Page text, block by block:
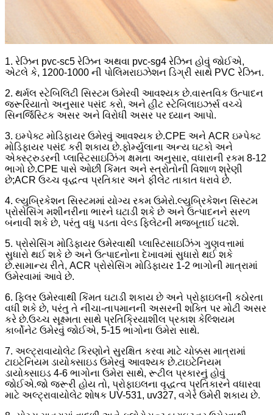
1. રેઝિન pvc-sc5 રેઝિન અથવા pvc-sg4 રેઝિન હોવું જોઈએ,
એટલે કે, 1200-1000 ની પોલિમરાઇઝેશન ડિગ્રી સાથે PVC રેઝિન.
2. થર્મલ સ્ટેબિલિટી સિસ્ટમ ઉમેરવી આવશ્યક છે.વાસ્તવિક ઉત્પાદન
જરૂરિયાતો અનુસાર પસંદ કરો, અને હીટ સ્ટેબિલાઇઝર્સ વચ્ચે
સિનર્જિસ્ટિક અસર અને વિરોધી અસર પર ધ્યાન આપો.
3. ઇમ્પેક્ટ મોડિફાયર ઉમેરવું આવશ્યક છે.CPE અને ACR ઇમ્પેક્ટ
મોડિફાયર પસંદ કરી શકાય છે.ફોર્મ્યુલાના અન્ય ઘટકો અને
એક્સ્ટ્રુડરની પ્લાસ્ટિસાઇઝિંગ ક્ષમતા અનુસાર, વધારાની રકમ 8-12
ભાગો છે.CPE પાસે ઓછી કિંમત અને સ્ત્રોતોની વિશાળ શ્રેણી
છે;ACR ઉચ્ચ વૃદ્ધત્વ પ્રતિકાર અને ફીલેટ તાકાત ધરાવે છે.
4. લ્યુબ્રિકેશન સિસ્ટમમાં યોગ્ય રકમ ઉમેરો.લ્યુબ્રિકેશન સિસ્ટમ
પ્રોસેસિંગ મશીનરીના ભારને ઘટાડી શકે છે અને ઉત્પાદનને સરળ
બનાવી શકે છે, પરંતુ વધુ પડતા વેલ્ડ ફિલેટની મજબૂતાઈ ઘટશે.
5. પ્રોસેસિંગ મોડિફાયર ઉમેરવાથી પ્લાસ્ટિસાઇઝિંગ ગુણવત્તામાં
સુધારો થઈ શકે છે અને ઉત્પાદનોના દેખાવમાં સુધારો થઈ શકે
છે.સામાન્ય રીતે, ACR પ્રોસેસિંગ મોડિફાયર 1-2 ભાગોની માત્રામાં
ઉમેરવામાં આવે છે.
6. ફિલર ઉમેરવાથી કિંમત ઘટાડી શકાય છે અને પ્રોફાઇલની કઠોરતા
વધી શકે છે, પરંતુ તે નીચા-તાપમાનની અસરની શક્તિ પર મોટી અસર
કરે છે.ઉચ્ચ સૂક્ષ્મતા સાથે પ્રતિક્રિયાશીલ પ્રકાશ કેલ્શિયમ
કાર્બોનેટ ઉમેરવું જોઈએ, 5-15 ભાગોના ઉમેરા સાથે.
7. અલ્ટ્રાવાયોલેટ કિરણોને સુરક્ષિત કરવા માટે ચોક્કસ માત્રામાં
ટાઇટેનિયમ ડાયોક્સાઇડ ઉમેરવું આવશ્યક છે.ટાઇટેનિયમ
ડાયોક્સાઇડ 4-6 ભાગોના ઉમેરા સાથે, રૂટીલ પ્રકારનું હોવું
જોઈએ.જો જરૂરી હોય તો, પ્રોફાઇલના વૃદ્ધત્વ પ્રતિકારને વધારવા
માટે અલ્ટ્રાવાયોલેટ શોષક UV-531, uv327, વગેરે ઉમેરી શકાય છે.